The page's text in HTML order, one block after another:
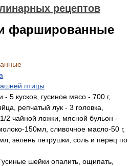
рецептов
фаршированные
птицы
- 5 кусков, гусиное мясо - 700 г,
репчатый лук - 3 головка,
2 чайной ложки, мясной бульон -
150мл, сливочное масло-50 г,
зелень петрушки, соль и перец по
шейки опалить, ощипать,